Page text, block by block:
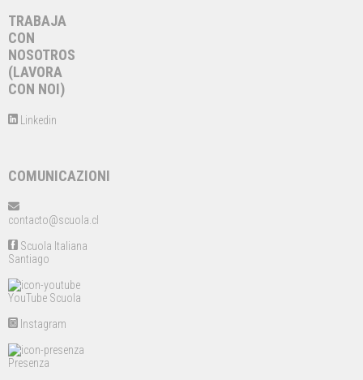
TRABAJA
CON
NOSOTROS
(LAVORA
CON NOI)
Linkedin
COMUNICAZIONI
contacto@scuola.cl
Scuola Italiana
Santiago
YouTube Scuola
Instagram
Presenza